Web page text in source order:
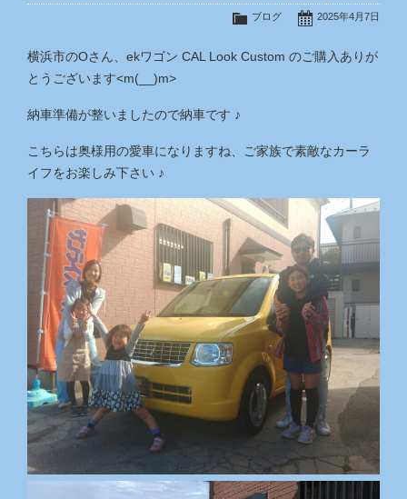
2025年4月7日
ブログ
横浜市のOさん、ekワゴン CAL Look Custom のご購入ありが
とうございます<m(__)m>
納車準備が整いましたので納車です ♪
こちらは奥様用の愛車になりますね、ご家族で素敵なカーラ
イフをお楽しみ下さい ♪